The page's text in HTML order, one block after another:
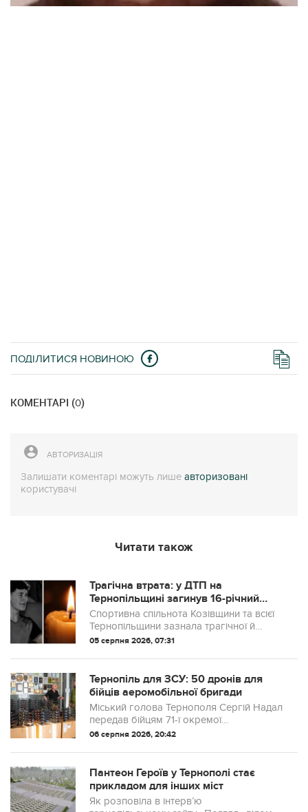
ПОДІЛИТИСЯ НОВИНОЮ
КОМЕНТАРІ (0)
АВТОРИЗАЦІЯ
Залишати коментарі можуть лише авторизовані
користувачі
Читати також
Трагічна втрата: у ДТП на
Тернопільщині загинув 16-річний
футболіст Максим Бойко
Спортивна спільнота Козівщини та всієї
Тернопільщини зазнала трагічної й
непоправної втрати. У ніч з 3 на 4 серпня
Бойка — мешканця села Слобідка, вихо...
05 серпня 2026, 07:31
Тернопіль для ЗСУ: 50 дронів для
бійців аеромобільної бригади
Міський голова Тернополя Сергій Надал
передав бійцям 71-ї окремої
аеромобільної бригади 50 безпілотних
06 серпня 2026, 20:42
Пантеон Героїв у Тернополі стає
прикладом для інших міст
Як розповіла в інтерв’ю